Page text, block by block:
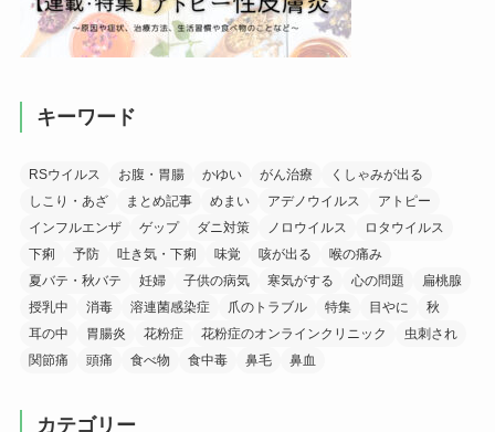
キーワード
RSウイルス お腹・胃腸 かゆい がん治療
くしゃみが出る
しこり・あざ
まとめ記事 めまい アデノウイルス
アトピー
インフルエンザ
ゲップ ダニ対策 ノロウイルス
ロタウイルス
下痢
予防 吐き気・下痢 味覚 咳が出る
喉の痛み
夏バテ・秋バテ
妊婦 子供の病気 寒気がする 心の問題
扁桃腺
授乳中
消毒 溶連菌感染症 爪のトラブル 特集 目やに
秋
耳の中
胃腸炎 花粉症 花粉症のオンラインクリニック
虫刺され
関節痛
頭痛 食べ物 食中毒 鼻毛 鼻血
カテゴリー